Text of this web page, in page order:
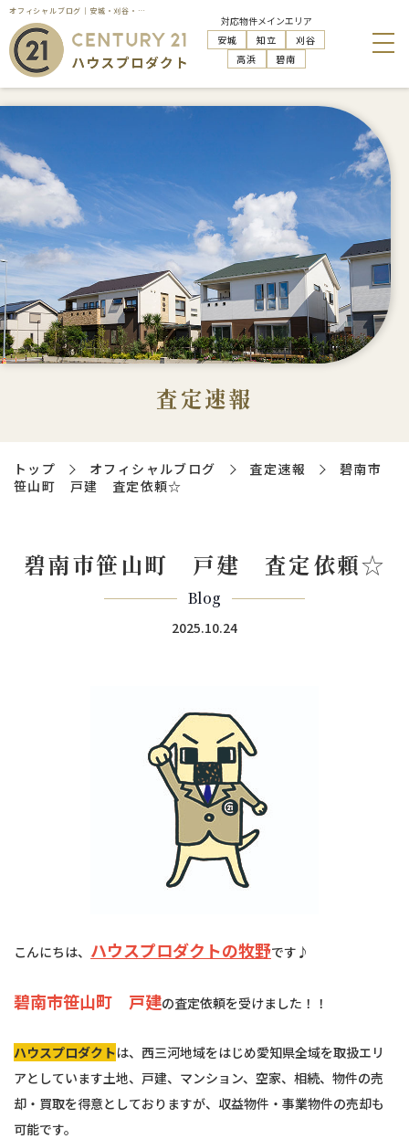
オフィシャルブログ｜安城・刈谷・知立・高浜の不動産売却はハウスプロダクト
対応物件メインエリア
安城
知立
刈谷
高浜
碧南
査定速報
トップ オフィシャルブログ 査定速報
碧南市
笹山町 戸建 査定依頼☆
碧南市笹山町 戸建 査定依頼☆
Blog
2025.10.24
こんにちは、 ハウスプロダクトの牧野です♪
碧南市笹山町 戸建の査定依頼を受けました！！
ハウスプロダクトは、西三河地域をはじめ愛知県全域を取扱エリ
アとしています土地、戸建、マンション、空家、相続、物件の売
却・買取を得意としておりますが、収益物件・事業物件の売却も
可能です。